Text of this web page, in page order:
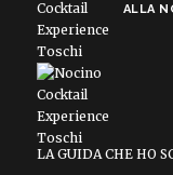
ALLA
LA GUIDA CHE HO